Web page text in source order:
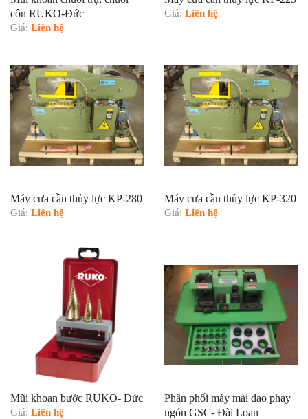
côn RUKO-Đức
Giá: Liên hệ
Giá: Liên hệ
Máy cưa cần thủy lực KP-280
Giá: Liên hệ
Máy cưa cần thủy lực KP-320
Giá: Liên hệ
Mũi khoan bước RUKO- Đức
Giá: Liên hệ
Phân phối máy mài dao phay
ngón GSC- Đài Loan